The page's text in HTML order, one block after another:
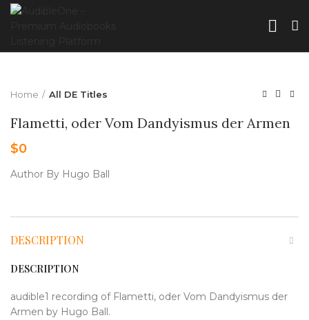
Home All DE Titles
Flametti, oder Vom Dandyismus der Armen
$0
Author By Hugo Ball
DESCRIPTION
DESCRIPTION
audible1 recording of Flametti, oder Vom Dandyismus der
Armen by Hugo Ball.